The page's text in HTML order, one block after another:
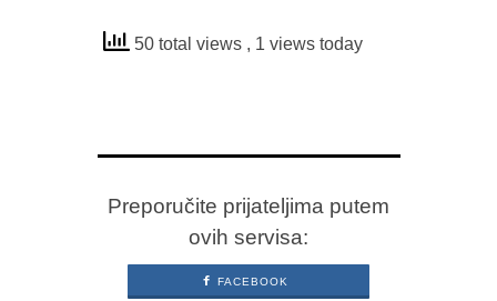
50 total views , 1 views today
Preporučite prijateljima putem
ovih servisa:
FACEBOOK